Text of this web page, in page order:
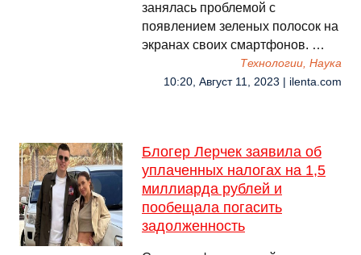
занялась проблемой с
появлением зеленых полосок на
экранах своих смартфонов. …
Технологии, Наука
10:20, Август 11, 2023 | ilenta.com
Блогер Лерчек заявила об
уплаченных налогах на 1,5
миллиарда рублей и
пообещала погасить
задолженность